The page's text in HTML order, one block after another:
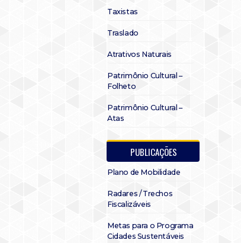
Taxistas
Traslado
Atrativos Naturais
Patrimônio Cultural –
Folheto
Patrimônio Cultural –
Atas
PUBLICAÇÕES
Plano de Mobilidade
Radares / Trechos
Fiscalizáveis
Metas para o Programa
Cidades Sustentáveis